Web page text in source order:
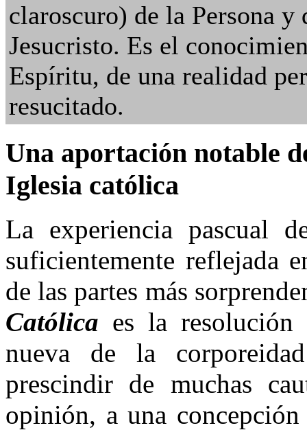
claroscuro) de la Persona
Jesucristo. Es el
Espíritu, de una realidad
resucitado.
Una aportación notable
Iglesia católica
La experiencia pascual
suficientemente reflejada
de las partes más
Católica es la resolución
nueva de la
prescindir de muchas
opinión, a una